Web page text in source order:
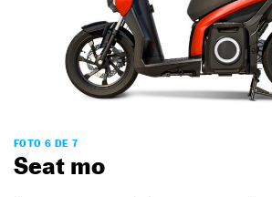
FOTO 6 DE 7
Seat mo